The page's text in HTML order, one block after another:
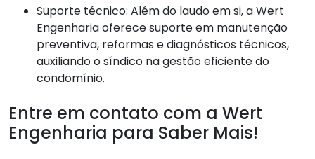
Suporte técnico: Além do laudo em si, a Wert
Engenharia oferece suporte em manutenção
preventiva, reformas e diagnósticos técnicos,
auxiliando o síndico na gestão eficiente do
condomínio.
Entre em contato com a Wert
Engenharia para Saber Mais!